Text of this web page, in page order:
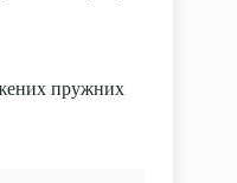
пружних